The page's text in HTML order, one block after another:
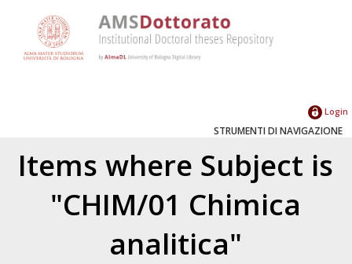
Login
STRUMENTI DI NAVIGAZIONE
Items where Subject is
"CHIM/01 Chimica
analitica"